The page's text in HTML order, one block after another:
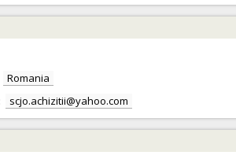
Romania
scjo.achizitii@yahoo.com